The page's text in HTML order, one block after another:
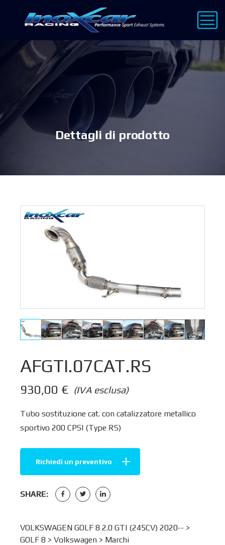
Dettagli di prodotto
AFGTI.07CAT.RS
(IVA esclusa)
930,00 €
Tubo sostituzione cat. con catalizzatore metallico
sportivo 200 CPSI (Type RS)
Richiedi un preventivo
SHARE:
VOLKSWAGEN GOLF 8 2.0 GTI (245CV) 2020-- >
GOLF 8 > Volkswagen > Marchi